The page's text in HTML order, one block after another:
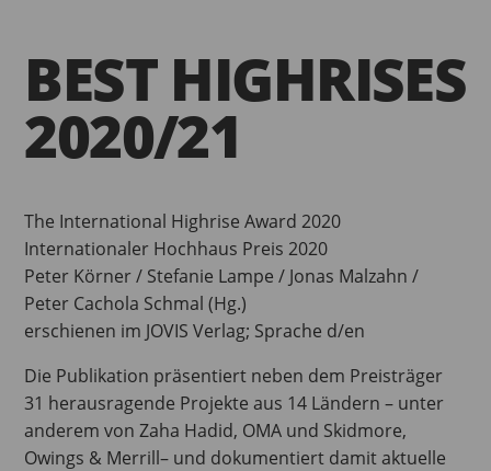
BEST HIGHRISES
2020/21
The International Highrise Award 2020
Internationaler Hochhaus Preis 2020
Peter Körner / Stefanie Lampe / Jonas Malzahn /
Peter Cachola Schmal (Hg.)
erschienen im JOVIS Verlag; Sprache d/en
Die Publikation präsentiert neben dem Preisträger
31 herausragende Projekte aus 14 Ländern – unter
anderem von Zaha Hadid, OMA und Skidmore,
Owings & Merrill– und dokumentiert damit aktuelle